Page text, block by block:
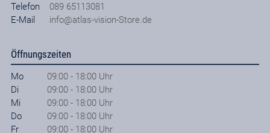
Telefon
089 65113081
E-Mail
info@atlas-vision-Store.de
Öffnungszeiten
Mo
09:00 - 18:00 Uhr
Di
09:00 - 18:00 Uhr
Mi
09:00 - 18:00 Uhr
Do
09:00 - 18:00 Uhr
Fr
09:00 - 18:00 Uhr